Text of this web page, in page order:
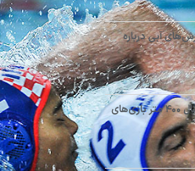
آبی درباره
محمد قاسمی: هدفم رسیدن به فینال ۴۰۰ متر بازی‌های